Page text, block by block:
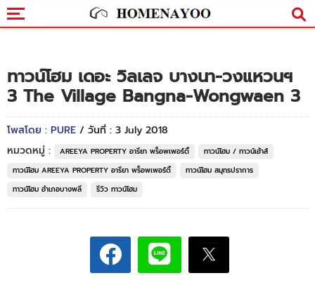
ทาวน์โฮม เดอะ วิลเลจ บางนา-วงแหวนฯ
3 The Village Bangna-Wongwaen 3
โพสโดย : PURE / วันที่ : 3 July 2018
หมวดหมู่ :
AREEYA PROPERTY อารียา พร็อพเพอร์ตี้
ทาวน์โฮม / ทาวน์เฮ้าส์
ทาวน์โฮม AREEYA PROPERTY อารียา พร็อพเพอร์ตี้
ทาวน์โฮม สมุทรปราการ
ทาวน์โฮม อำเภอบางพลี
รีวิว ทาวน์โฮม